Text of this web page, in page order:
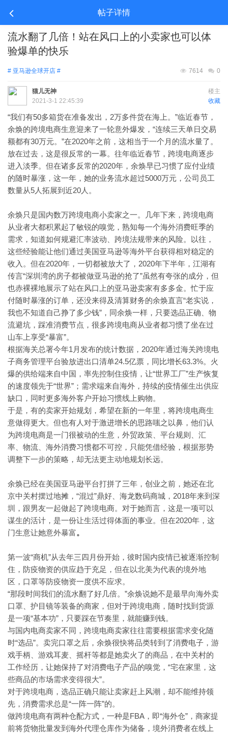
帖子详情
流水翻了几倍！站在风口上的小卖家也可以体
验爆单的快乐
# 亚马逊全球开店 # 0
7614
楼主
猫儿无神
收藏
2021-3-1 22:45:39
“我们有50多箱货在准备发出，2万多件货在海上。”临近春节，
余焕的跨境电商生意迎来了一轮意外爆发， “连续三天单日交易
额都有30万元。”在2020年之前，这相当于一个月的流水量了。
放在过去，这是很反常的一幕。往年临近春节，跨境电商逐步
进入淡季。但在诸多反常的2020年，余焕早已习惯了应付业绩
的随时暴涨，这一年，她的业务流水超过5000万元，公司员工
数量从5人拓展到近20人。
余焕只是国内数万跨境电商小卖家之一。几年下来，跨境电商
从业者大都积累起了敏锐的嗅觉，熟知每一个海外消费旺季的
需求，知道如何规避汇率波动、跨境法规带来的风险。以往，
这些经验能让他们通过美国亚马逊等海外平台获得相对稳定的
收入。但在2020年，一切都被放大了， 2020年下半年，江湖有
传言“深圳湾的房子都被做亚马逊的抢了”虽然有夸张的成分，但
也赤裸裸地展示了站在风口上的亚马逊卖家有多多金。忙于应
付随时暴涨的订单，还没来得及清算财务的余焕直言“老实说，
我也不知道自己挣了多少钱”， 同余焕一样，只要选品正确、物
流避坑，踩准消费节点，很多跨境电商从业者都习惯了坐在过
山车上享受“暴富”。
根据海关总署今年1月发布的统计数据，2020年通过海关跨境电
子商务管理平台验放进出口清单24.5亿票，同比增长63.3%。火
爆的供给端来自中国，率先控制住疫情，让“世界工厂”生产恢复
的速度领先于“世界”；需求端来自海外，持续的疫情催生出供应
缺口，同时更多海外客户开始习惯线上购物。
于是，有的卖家开始规划，希望在新的一年里，将跨境电商生
意做得更大。但也有人对于激进增长的思路嗤之以鼻，他们认
为跨境电商是一门很被动的生意，外贸政策、平台规则、汇
率、物流、海外消费习惯都不可控，只能凭借经验，根据形势
调整下一步的策略，却无法更主动地规划长远。
余焕已经在美国亚马逊平台打拼了三年，创业之前，她还在北
京中关村摆过地摊， “混过”鼎好、海龙数码商城，2018年来到深
圳，跟男友一起做起了跨境电商。对于她而言，这是一项可以
谋生的活计，是一份让生活过得体面的事业。但在2020年，这
门生意让她意外暴富。
第一波“商机”从去年三四月份开始，彼时国内疫情已被逐渐控制
住，防疫物资的供应趋于充足，但在以北美为代表的境外地
区，口罩等防疫物资一度供不应求。
“那段时间我们的流水翻了好几倍。”余焕说她不是最早向海外卖
口罩、护目镜等装备的商家，但对于跨境电商，随时找到货源
是一项“基本功”，只要踩在节奏里，就能赚到钱。
与国内电商卖家不同，跨境电商卖家往往需要根据需求变化随
时“选品”。卖完口罩之后，余焕很快将品类转到了消费电子，游
戏手柄、游戏耳麦、摇杆等都是她卖火了的商品，在中关村的
工作经历，让她保持了对消费电子产品的嗅觉，“宅在家里，这
些商品的市场需求变得很大”。
对于跨境电商，选品正确只能让卖家赶上风潮，却不能维持领
先，消费需求总是“一阵一阵”的。
做跨境电商有两种仓配方式，一种是FBA，即“海外仓”，商家提
前将货物批量发到海外代理仓库作为储备，境外消费者在线上